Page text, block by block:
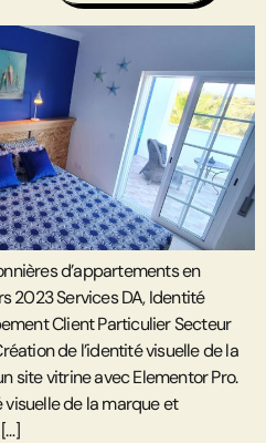
d’appartements en
2023 Services DA, Identité
Client Particulier Secteur
de l’identité visuelle de la
site vitrine avec Elementor Pro.
visuelle de la marque et